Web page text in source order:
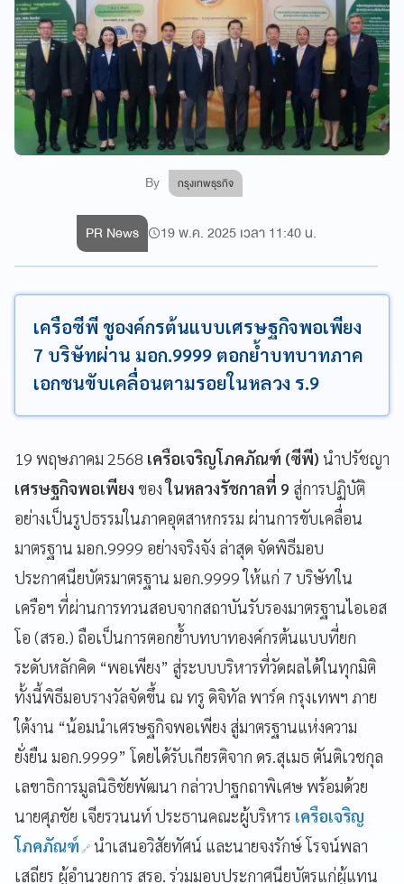
By กรุงเทพธุรกิจ
PR News 19 พ.ค. 2025 เวลา 11:40 น.
เครือซีพี ชูองค์กรต้นแบบเศรษฐกิจพอเพียง
7 บริษัทผ่าน มอก.9999 ตอกย้ำบทบาทภาค
เอกชนขับเคลื่อนตามรอยในหลวง ร.9
19 พฤษภาคม 2568 เครือเจริญโภคภัณฑ์ (ซีพี) นำปรัชญา
เศรษฐกิจพอเพียง ของในหลวงรัชกาลที่ 9 สู่การปฏิบัติ
อย่างเป็นรูปธรรมในภาคอุตสาหกรรม ผ่านการขับเคลื่อน
มาตรฐาน มอก.9999 อย่างจริงจัง ล่าสุด จัดพิธีมอบ
ประกาศนียบัตรมาตรฐาน มอก.9999 ให้แก่ 7 บริษัทใน
เครือฯ ที่ผ่านการทวนสอบจากสถาบันรับรองมาตรฐานไอเอส
โอ (สรอ.) ถือเป็นการตอกย้ำบทบาทองค์กรต้นแบบที่ยก
ระดับหลักคิด “พอเพียง” สู่ระบบบริหารที่วัดผลได้ในทุกมิติ
ทั้งนี้พิธีมอบรางวัลจัดขึ้น ณ ทรู ดิจิทัล พาร์ค กรุงเทพฯ ภาย
ใต้งาน “น้อมนำเศรษฐกิจพอเพียง สู่มาตรฐานแห่งความ
ยั่งยืน มอก.9999” โดยได้รับเกียรติจาก ดร.สุเมธ ตันติเวชกุล
เลขาธิการมูลนิธิชัยพัฒนา กล่าวปาฐกถาพิเศษ พร้อมด้วย
นายศุภชัย เจียรวนนท์ ประธานคณะผู้บริหาร เครือเจริญ
โภคภัณฑ์ นำเสนอวิสัยทัศน์ และนายจงรักษ์ โรจน์พลา
เสถียร ผู้อำนวยการ สรอ. ร่วมมอบประกาศนียบัตรแก่ผู้แทน